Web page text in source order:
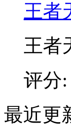
王者
王者
评分:
最近更